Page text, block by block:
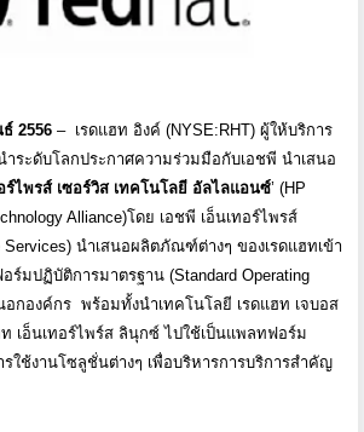
ธ์ 2556 – เรดแฮท อิงค์ (NYSE:RHT) ผู้ให้บริการ
ระดับโลกประกาศความร่วมมือกับเอชพี นำเสนอ
ร์ไพรส์ เซอร์วิส เทคโนโลยี อัลไลแอนซ์’ (HP
Alliance)โดย เอชพี เอ็นเทอร์ไพรส์
Services) นำเสนอผลิตภัณฑ์ต่างๆ ของเรดแฮทเข้า
ร์มปฏิบัติการมาตรฐาน (Standard Operating
อกองค์กร พร้อมทั้งนำเทคโนโลยี เรดแฮท เจบอส
เอ็นเทอร์ไพร์ส ลินุกซ์ ไปใช้เป็นแพลทฟอร์ม
ใช้งานโซลูชั่นต่างๆ เพื่อบริหารการบริการสำคัญ